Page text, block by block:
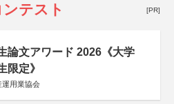
テスト [PR]
論文アワード 2026《大学
限定》
用業協会